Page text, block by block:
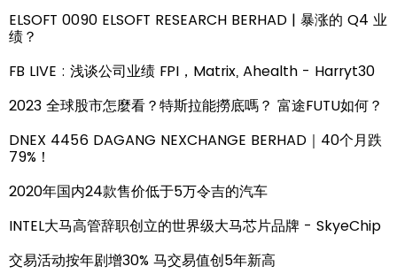
ELSOFT 0090 ELSOFT RESEARCH BERHAD | 暴涨的 Q4 业
绩？
FB LIVE : 浅谈公司业绩 FPI，Matrix, Ahealth - Harryt30
2023 全球股市怎麼看？特斯拉能撈底嗎？ 富途FUTU如何？
DNEX 4456 DAGANG NEXCHANGE BERHAD｜40个月跌
79%！
2020年国内24款售价低于5万令吉的汽车
INTEL大马高管辞职创立的世界级大马芯片品牌 - SkyeChip
交易活动按年剧增30% 马交易值创5年新高